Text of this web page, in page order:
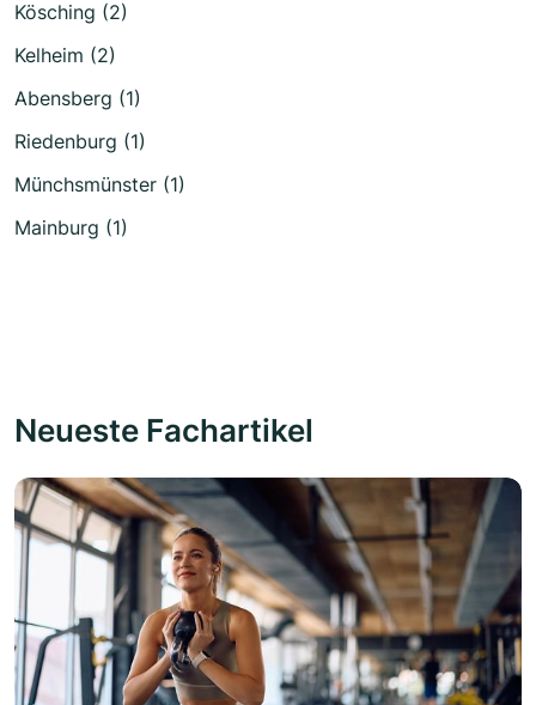
Kösching (2)
Kelheim (2)
Abensberg (1)
Riedenburg (1)
Münchsmünster (1)
Mainburg (1)
Neueste Fachartikel